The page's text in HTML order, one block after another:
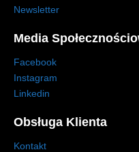
Newsletter
Media
Facebook
Instagram
Linkedin
Obsługa Klienta
Kontakt